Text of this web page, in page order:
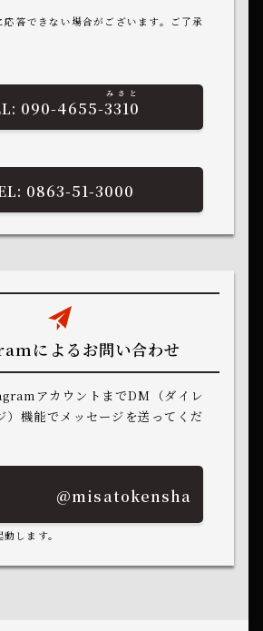
答できない場合がございます。ご了承
090-4655-3310
みさと
0863-51-3000
によるお問い合わせ
アカウントまでDM（ダイレ
）機能でメッセージを送ってくだ
@misatokensha
します。